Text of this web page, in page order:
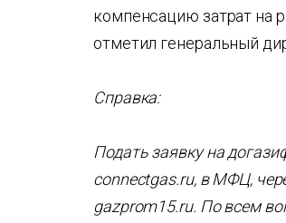
компенсацию затрат на
отметил генеральный
Справка:
Подать заявку на
connectgas.ru, в МФЦ,
gazprom15.ru. По всем